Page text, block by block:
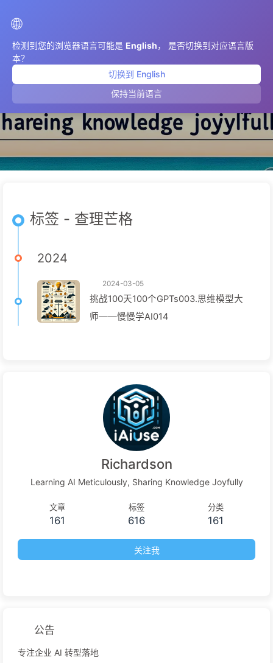
🌐
检测到您的浏览器语言可能是 English， 是否切换到对应语言版
本？
切换到 English
保持当前语言
查理芒格
标签 - 查理芒格
2024
2024-03-05
挑战100天100个GPTs003.思维模型大
师——慢慢学AI014
Richardson
Learning AI Meticulously, Sharing Knowledge Joyfully
文章
161
标签
616
分类
161
关注我
公告
专注企业 AI 转型落地